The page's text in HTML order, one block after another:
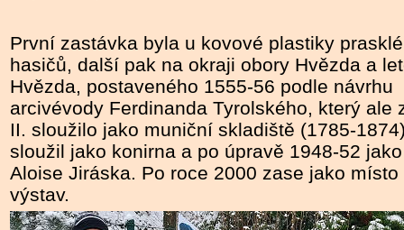
První zastávka byla u kovové plastiky
hasičů, další pak na okraji obory Hvězda a
Hvězda, postaveného 1555-56 podle návrhu
arcivévody Ferdinanda Tyrolského, který ale
II. sloužilo jako muniční skladiště (1785-
sloužil jako konirna a po úpravě 1948-52
Aloise Jiráska. Po roce 2000 zase jako místo
výstav.